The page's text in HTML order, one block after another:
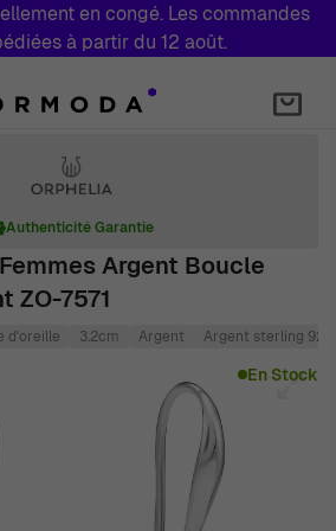
en congé. Les commandes
à partir du 12 août.
Argent Boucle
ZO-7571
Authenticité Garantie
d'oreille 3.2cm Argent Argent sterling 925
En Stock
fullscreen